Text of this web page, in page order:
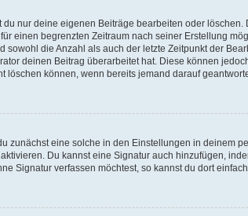
nur deine eigenen Beiträge bearbeiten oder
einen begrenzten Zeitraum nach seiner Erstellung
sowohl die Anzahl als auch der letzte Zeitpunkt der
deinen Beitrag überarbeitet hat. Diese können
löschen können, wenn bereits jemand darauf
zunächst eine solche in den Einstellungen in deinem
Du kannst eine Signatur auch hinzufügen,
Signatur verfassen möchtest, so kannst du dort